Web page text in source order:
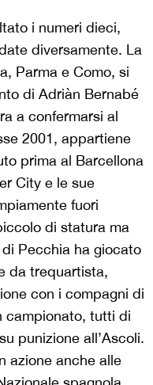
i numeri dieci,
diversamente. La
Parma e Como, si
di Adriàn Bernabé
a confermarsi al
2001, appartiene
prima al Barcellona
City e le sue
fuori
di statura ma
Pecchia ha giocato
da trequartista,
con i compagni di
campionato, tutti di
punizione all’Ascoli.
azione anche alle